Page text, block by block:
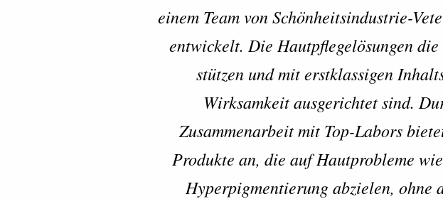
einem Team von Schönheitsindustrie-
entwickelt. Die Hautpflegelösungen
stützen und mit erstklassigen
Wirksamkeit ausgerichtet sind.
Zusammenarbeit mit Top-Labors
Produkte an, die auf Hautprobleme
Hyperpigmentierung abzielen, ohne